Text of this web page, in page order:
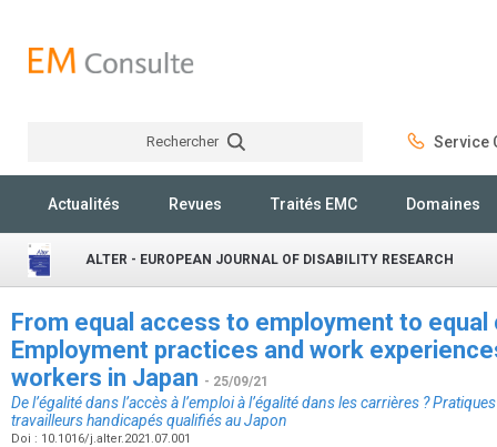
Rechercher Service
Actualités Revues Traités EMC Domaines
ALTER - EUROPEAN JOURNAL OF DISABILITY RESEARCH
From equal access to employment to
Employment practices and work
workers in Japan - 25/09/21
De l’égalité dans l’accès à l’emploi à l’égalité dans les carrières ?
travailleurs handicapés qualifiés au Japon
Doi : 10.1016/j.alter.2021.07.001